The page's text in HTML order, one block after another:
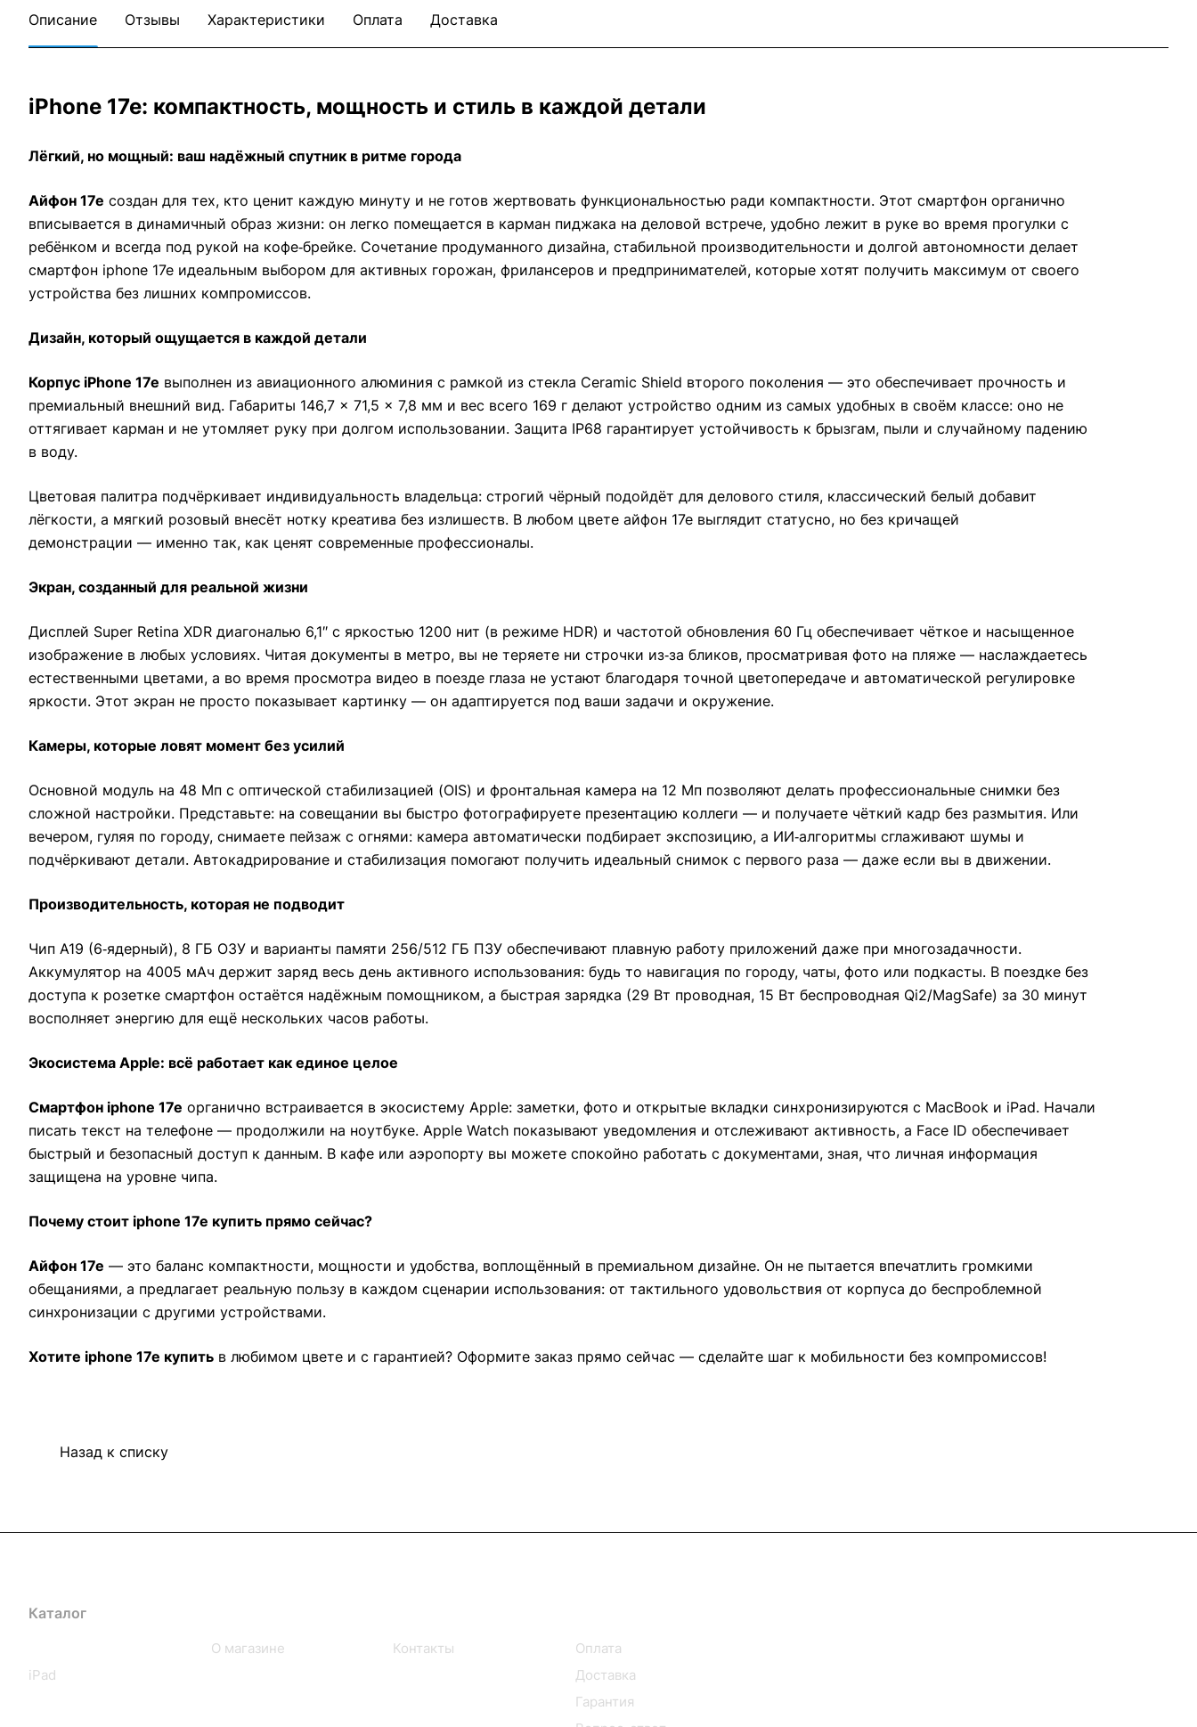
Описание Отзывы Характеристики Оплата Доставка
iPhone 17e: компактность, мощность и стиль в каждой детали
Лёгкий, но мощный: ваш надёжный спутник в ритме города
Айфон 17е создан для тех, кто ценит каждую минуту и не готов жертвовать функциональностью ради компактности. Этот смартфон органично
вписывается в динамичный образ жизни: он легко помещается в карман пиджака на деловой встрече, удобно лежит в руке во время прогулки с
ребёнком и всегда под рукой на кофе‑брейке. Сочетание продуманного дизайна, стабильной производительности и долгой автономности делает
смартфон iphone 17e идеальным выбором для активных горожан, фрилансеров и предпринимателей, которые хотят получить максимум от своего
устройства без лишних компромиссов.
Дизайн, который ощущается в каждой детали
Корпус iPhone 17e выполнен из авиационного алюминия с рамкой из стекла Ceramic Shield второго поколения — это обеспечивает прочность и
премиальный внешний вид. Габариты 146,7 × 71,5 × 7,8 мм и вес всего 169 г делают устройство одним из самых удобных в своём классе: оно не
оттягивает карман и не утомляет руку при долгом использовании. Защита IP68 гарантирует устойчивость к брызгам, пыли и случайному падению
в воду.
Цветовая палитра подчёркивает индивидуальность владельца: строгий чёрный подойдёт для делового стиля, классический белый добавит
лёгкости, а мягкий розовый внесёт нотку креатива без излишеств. В любом цвете айфон 17е выглядит статусно, но без кричащей
демонстрации — именно так, как ценят современные профессионалы.
Экран, созданный для реальной жизни
Дисплей Super Retina XDR диагональю 6,1″ с яркостью 1200 нит (в режиме HDR) и частотой обновления 60 Гц обеспечивает чёткое и насыщенное
изображение в любых условиях. Читая документы в метро, вы не теряете ни строчки из‑за бликов, просматривая фото на пляже — наслаждаетесь
естественными цветами, а во время просмотра видео в поезде глаза не устают благодаря точной цветопередаче и автоматической регулировке
яркости. Этот экран не просто показывает картинку — он адаптируется под ваши задачи и окружение.
Камеры, которые ловят момент без усилий
Основной модуль на 48 Мп с оптической стабилизацией (OIS) и фронтальная камера на 12 Мп позволяют делать профессиональные снимки без
сложной настройки. Представьте: на совещании вы быстро фотографируете презентацию коллеги — и получаете чёткий кадр без размытия. Или
вечером, гуляя по городу, снимаете пейзаж с огнями: камера автоматически подбирает экспозицию, а ИИ‑алгоритмы сглаживают шумы и
подчёркивают детали. Автокадрирование и стабилизация помогают получить идеальный снимок с первого раза — даже если вы в движении.
Производительность, которая не подводит
Чип A19 (6‑ядерный), 8 ГБ ОЗУ и варианты памяти 256/512 ГБ ПЗУ обеспечивают плавную работу приложений даже при многозадачности.
Аккумулятор на 4005 мАч держит заряд весь день активного использования: будь то навигация по городу, чаты, фото или подкасты. В поездке без
доступа к розетке смартфон остаётся надёжным помощником, а быстрая зарядка (29 Вт проводная, 15 Вт беспроводная Qi2/MagSafe) за 30 минут
восполняет энергию для ещё нескольких часов работы.
Экосистема Apple: всё работает как единое целое
Смартфон iphone 17e органично встраивается в экосистему Apple: заметки, фото и открытые вкладки синхронизируются с MacBook и iPad. Начали
писать текст на телефоне — продолжили на ноутбуке. Apple Watch показывают уведомления и отслеживают активность, а Face ID обеспечивает
быстрый и безопасный доступ к данным. В кафе или аэропорту вы можете спокойно работать с документами, зная, что личная информация
защищена на уровне чипа.
Почему стоит iphone 17e купить прямо сейчас?
Айфон 17е — это баланс компактности, мощности и удобства, воплощённый в премиальном дизайне. Он не пытается впечатлить громкими
обещаниями, а предлагает реальную пользу в каждом сценарии использования: от тактильного удовольствия от корпуса до беспроблемной
синхронизации с другими устройствами.
Хотите iphone 17e купить в любимом цвете и с гарантией? Оформите заказ прямо сейчас — сделайте шаг к мобильности без компромиссов!
Назад к списку
Каталог
iPad
О магазине Контакты
Оплата
Доставка
Гарантия